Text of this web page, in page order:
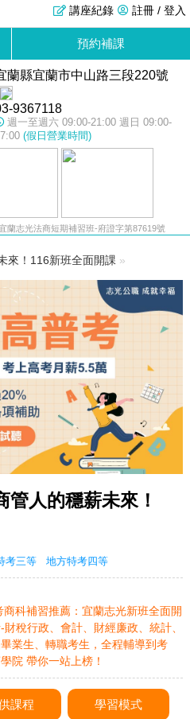
註冊 / 登入
講座紀錄
預約補課
蘭縣宜蘭市中山路三段220號
9367118
週一至週六 09:00-21:00 週日 09:00-
(假日營業時間)
蘭志光法商短期補習班-府證字第87619號
來！116新班全面開課 »
管人的穩薪未來！
考三等 地方特考四等
科補習推薦：宜蘭志光新班全面開
稅行政、會計、財經廉政、統計、
業生、轉職考生，全程輔導到考
院 帶你一站上榜！
課程 學習模式